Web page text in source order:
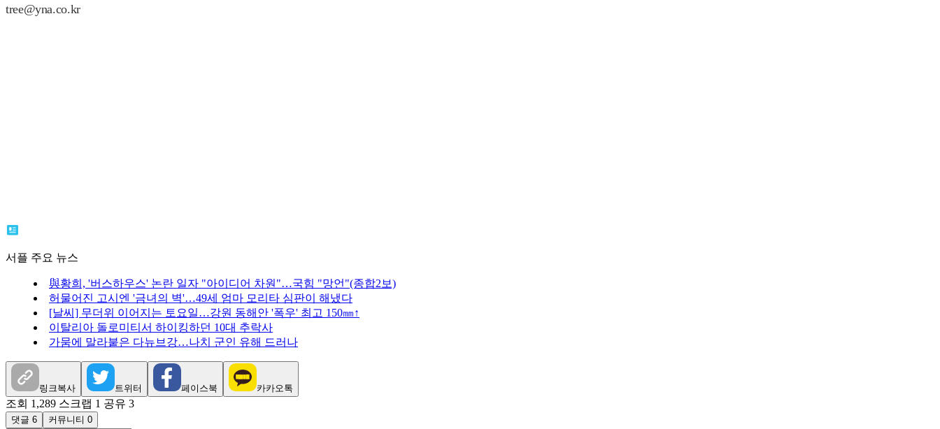
tree@yna.co.kr
서플 주요 뉴스
與황희, '버스하우스' 논란 일자 "아이디어 차원"…국힘 "망언"(종합2보)
허물어진 고시엔 '금녀의 벽'…49세 엄마 모리타 심판이 해냈다
[날씨] 무더위 이어지는 토요일…강원 동해안 '폭우' 최고 150㎜↑
이탈리아 돌로미티서 하이킹하던 10대 추락사
가뭄에 말라붙은 다뉴브강…나치 군인 유해 드러나
링크복사 트위터 페이스북 카카오톡
조회 1,289 스크랩 1 공유 3
댓글 6 커뮤니티 0